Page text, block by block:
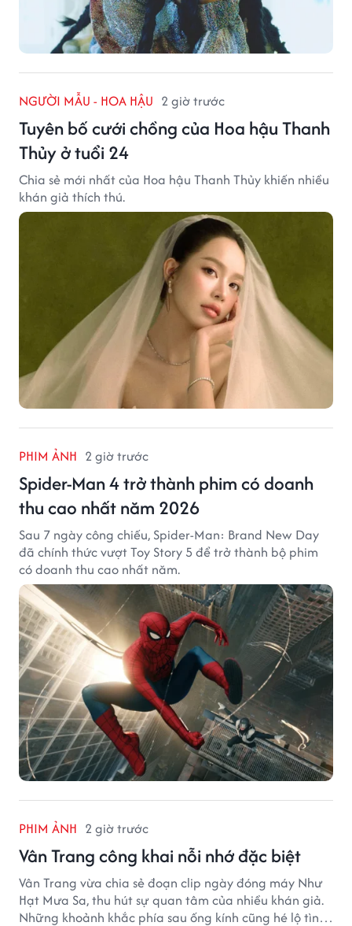
NGƯỜI MẪU - HOA HẬU 2 giờ trước
Tuyên bố cưới chồng của Hoa hậu Thanh
Thủy ở tuổi 24
Chia sẻ mới nhất của Hoa hậu Thanh Thủy khiến nhiều
khán giả thích thú.
PHIM ẢNH 2 giờ trước
Spider-Man 4 trở thành phim có doanh
thu cao nhất năm 2026
Sau 7 ngày công chiếu, Spider-Man: Brand New Day
đã chính thức vượt Toy Story 5 để trở thành bộ phim
có doanh thu cao nhất năm.
PHIM ẢNH 2 giờ trước
Vân Trang công khai nỗi nhớ đặc biệt
Vân Trang vừa chia sẻ đoạn clip ngày đóng máy Như
Hạt Mưa Sa, thu hút sự quan tâm của nhiều khán giả.
Những khoảnh khắc phía sau ống kính cũng hé lộ tình